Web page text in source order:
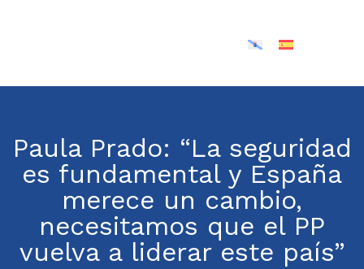
Paula Prado: “La seguridad
es fundamental y España
merece un cambio,
necesitamos que el PP
vuelva a liderar este país”